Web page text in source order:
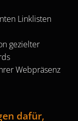
Linklisten
gezielter
Webpräsenz
dafür,